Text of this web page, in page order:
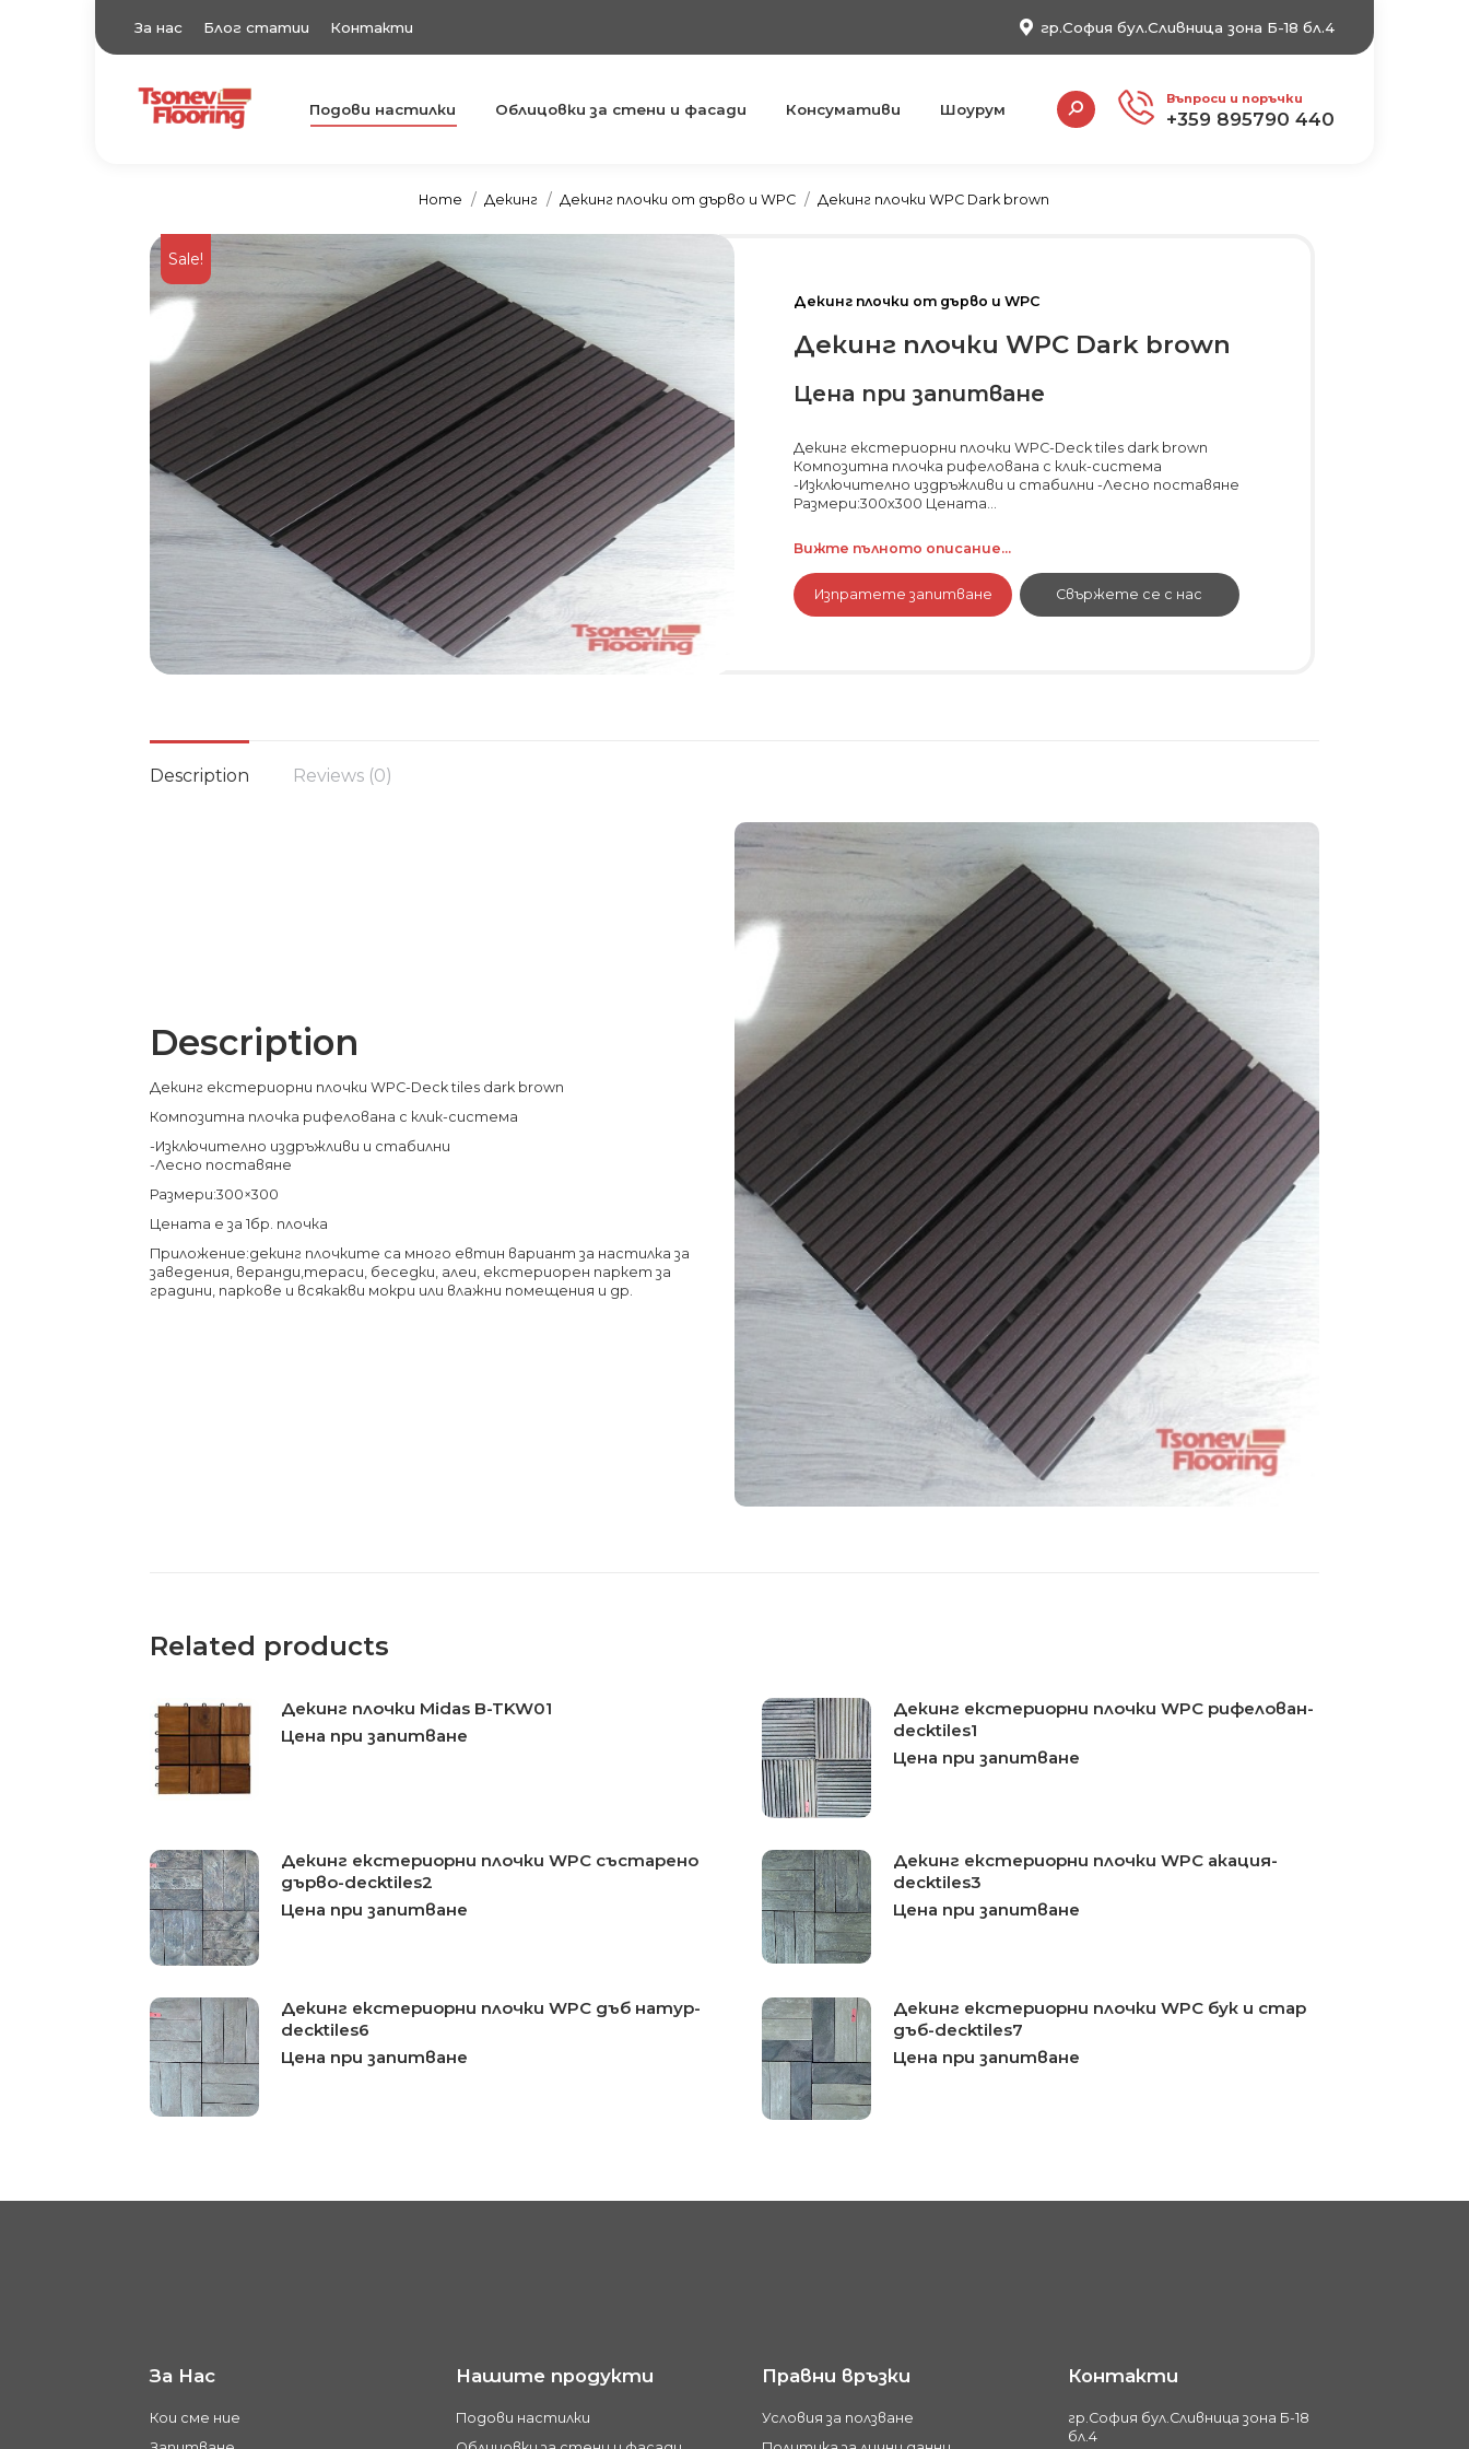
За нас Блог статии Контакти гр.София бул.Сливница зона Б-18 бл.4
TsonevFlooring
Подови настилки Подови настилки Облицовки за стени и фасади Консумативи Шоурум
Search: Въпроси и поръчки
+359 895790 440
You are here:
Home Декинг Декинг плочки от дърво и WPC Декинг плочки WPC Dark brown
Sale!
Декинг плочки от дърво и WPC
Декинг плочки WPC Dark brown
Цена при запитване
Декинг екстериорни плочки WPC-Deck tiles dark brown
Композитна плочка рифелована с клик-система
-Изключително издръжливи и стабилни -Лесно поставяне
Размери:300x300 Цената...
Вижте пълното описание...
Изпратете запитване Свържете се с нас
Description Reviews (0)
Description
Декинг екстериорни плочки WPC-Deck tiles dark brown
Композитна плочка рифелована с клик-система
-Изключително издръжливи и стабилни
-Лесно поставяне
Размери:300×300
Цената е за 1бр. плочка
Приложение:декинг плочките са много евтин вариант за настилка за
заведения, веранди,тераси, беседки, алеи, екстериорен паркет за
градини, паркове и всякакви мокри или влажни помещения и др.
Related products
Декинг плочки Midas B-TKW01
Цена при запитване
Декинг екстериорни плочки WPC рифелован-
decktiles1
Цена при запитване
Декинг екстериорни плочки WPC състарено
дърво-decktiles2
Цена при запитване
Декинг екстериорни плочки WPC акация-
decktiles3
Цена при запитване
Декинг екстериорни плочки WPC дъб натур-
decktiles6
Цена при запитване
Декинг екстериорни плочки WPC бук и стар
дъб-decktiles7
Цена при запитване
За Нас
Кои сме ние
Нашите продукти
Подови настилки
Правни връзки
Условия за ползване
Контакти
гр.София бул.Сливница зона Б-18
бл.4